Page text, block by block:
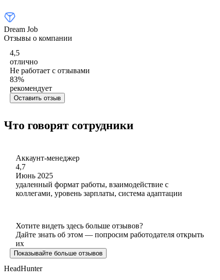
Dream Job
Отзывы о компании
4,5
отлично
Не работает с отзывами
83%
рекомендует
Оставить отзыв
Что говорят сотрудники
Аккаунт-менеджер
4,7
Июнь 2025
удаленный формат работы, взаимодействие с
коллегами, уровень зарплаты, система адаптации
Хотите видеть здесь больше отзывов?
Дайте знать об этом — попросим работодателя открыть
их
Показывайте больше отзывов
HeadHunter